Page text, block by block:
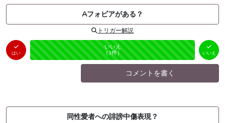
Aフォビアがある？
トリガー解説
はい
はい
（0件）
未投票
いいえ
（1件） いいえ
コメントを書く
同性愛者への誹謗中傷表現？